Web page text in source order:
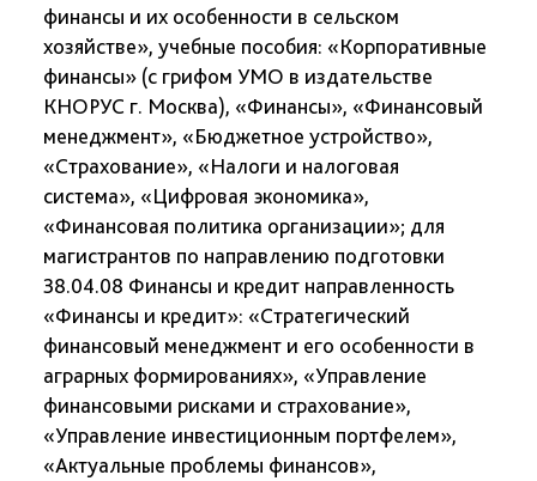
финансы и их особенности в сельском
хозяйстве», учебные пособия: «Корпоративные
финансы» (с грифом УМО в издательстве
КНОРУС г. Москва), «Финансы», «Финансовый
менеджмент», «Бюджетное устройство»,
«Страхование», «Налоги и налоговая
система», «Цифровая экономика»,
«Финансовая политика организации»; для
магистрантов по направлению подготовки
38.04.08 Финансы и кредит направленность
«Финансы и кредит»: «Стратегический
финансовый менеджмент и его особенности в
аграрных формированиях», «Управление
финансовыми рисками и страхование»,
«Управление инвестиционным портфелем»,
«Актуальные проблемы финансов»,